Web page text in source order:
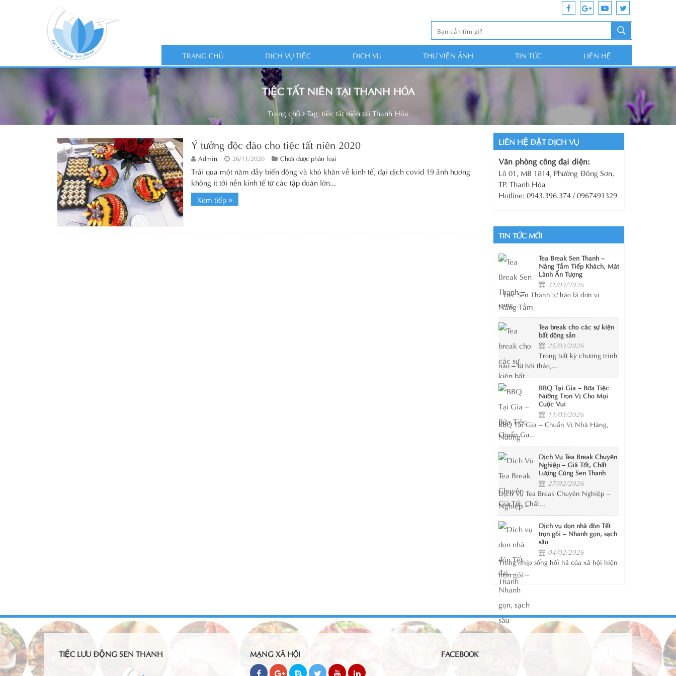
TRANG CHỦ DỊCH VỤ TIỆC DỊCH VỤ THƯ VIỆN ẢNH TIN TỨC LIÊN HỆ
TIỆC TẤT NIÊN TẠI THANH HÓA
Trang chủ Tag: tiệc tất niên tại Thanh Hóa
Ý tưởng độc đáo cho tiệc tất niên 2020
Admin 26/11/2020 Chưa được phân loại
Trải qua một năm đầy biến động và khó khăn về kinh tế, đại dịch covid 19 ảnh hương
không ít tới nền kinh tế từ các tập đoàn lớn...
Xem tiếp »
LIÊN HỆ ĐẶT DỊCH VỤ
Văn phòng công đại diện:
Lô 01, MB 1814, Phường Đông Sơn,
TP. Thanh Hóa
Hotline: 0943.396.374 / 0967491329
TIN TỨC MỚI
Tea Break Sen Thanh –
Nâng Tầm Tiếp Khách, Mát
Lành Ấn Tượng
31/03/2026
Tiệc Sen Thanh tự hào là đơn vị
cung...
Tea break cho các sự kiện
bất động sản
25/03/2026
Trong bất kỳ chương trình
nào – từ hội thảo,...
BBQ Tại Gia – Bữa Tiệc
Nướng Trọn Vị Cho Mọi
Cuộc Vui
11/03/2026
BBQ Tại Gia – Chuẩn Vị Nhà Hàng,
Chuẩn Gu...
Dịch Vụ Tea Break Chuyên
Nghiệp – Giá Tốt, Chất
Lượng Cùng Sen Thanh
27/02/2026
Dịch Vụ Tea Break Chuyên Nghiệp –
Giá Tốt, Chất...
Dịch vụ dọn nhà đón Tết
trọn gói – Nhanh gọn, sạch
sâu
04/02/2026
Trong nhịp sống hối hả của xã hội hiện
đại,...
TIỆC LƯU ĐỘNG SEN THANH MẠNG XÃ HỘI FACEBOOK